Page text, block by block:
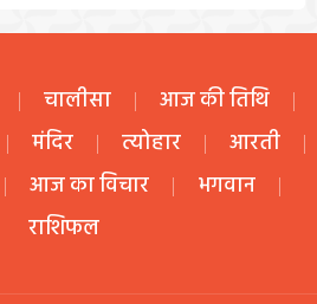
चालीसा
आज की तिथि
मंदिर त्योहार
आरती
आज का विचार
भगवान
राशिफल